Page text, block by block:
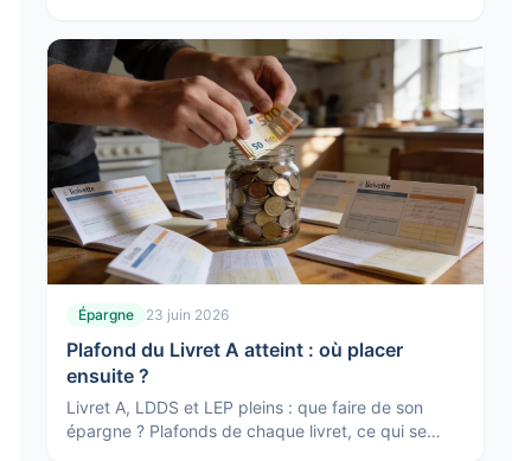
épargne.
Épargne 23 juin 2026
Plafond du Livret A atteint : où placer
ensuite ?
Livret A, LDDS et LEP pleins : que faire de son
épargne ? Plafonds de chaque livret, ce qui se